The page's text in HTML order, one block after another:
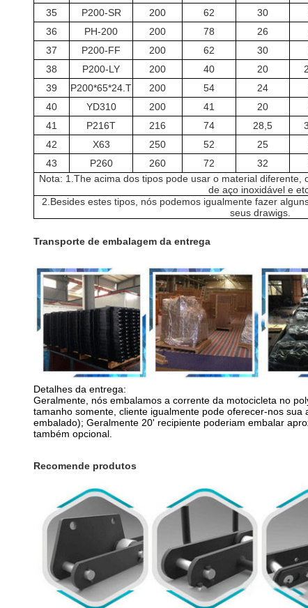
35
P200-SR 200 62 30
36
PH-200 200 78 26
37
P200-FF 200 62 30
38
P200-LY 200 40 20
39
P200*65*24.T 200 54 24
40
YD310 200 41 20
41
P216T 216 74 28,5
42
X63 250 52 25
43
P260 260 72 32
Nota: 1.The acima dos tipos pode usar o material diferente,
de aço inoxidável e
2.Besides estes tipos, nós podemos igualmente fazer
seus drawigs.
Transporte de embalagem da entrega
Detalhes da entrega:
Geralmente, nós embalamos a corrente da motocicleta no
tamanho somente, cliente igualmente pode oferecer-nos
embalado); Geralmente 20' recipiente poderiam embalar
também opcional.
Recomende produtos